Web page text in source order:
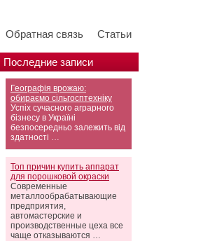
Обратная связь Статьи
Последние записи
Географія врожаю:
обираємо сільгосптехніку
Успіх сучасного аграрного
бізнесу в Україні
безпосередньо залежить від
здатності …
Топ причин купить аппарат
для порошковой окраски
Современные
металлообрабатывающие
предприятия,
автомастерские и
производственные цеха все
чаще отказываются …